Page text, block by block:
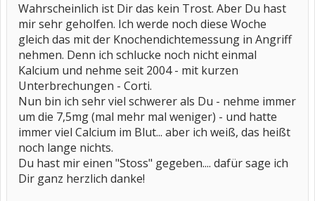
Wahrscheinlich ist Dir das kein Trost. Aber Du hast
mir sehr geholfen. Ich werde noch diese Woche
gleich das mit der Knochendichtemessung in Angriff
nehmen. Denn ich schlucke noch nicht einmal
Kalcium und nehme seit 2004 - mit kurzen
Unterbrechungen - Corti.
Nun bin ich sehr viel schwerer als Du - nehme immer
um die 7,5mg (mal mehr mal weniger) - und hatte
immer viel Calcium im Blut... aber ich weiß, das heißt
noch lange nichts.
Du hast mir einen "Stoss" gegeben.... dafür sage ich
Dir ganz herzlich danke!